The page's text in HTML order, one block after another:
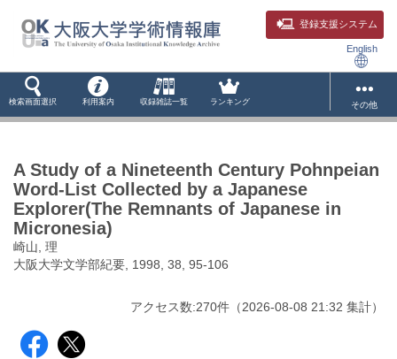
登録支援システム
English
検索画面選択 利用案内 収録雑誌一覧 ランキング その他
A Study of a Nineteenth Century Pohnpeian
Word-List Collected by a Japanese
Explorer(The Remnants of Japanese in
Micronesia)
崎山, 理
大阪大学文学部紀要, 1998, 38, 95-106
アクセス数:270件 （2026-08-08 21:32 集計）